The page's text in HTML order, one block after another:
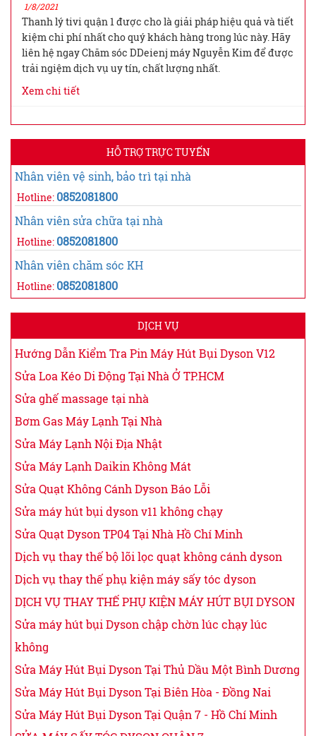
1/8/2021
Thanh lý tivi quận 1 được cho là giải pháp hiệu quả và tiết
kiệm chi phí nhất cho quý khách hàng trong lúc này. Hãy
liên hệ ngay Chăm sóc DDeienj máy Nguyễn Kim để được
trải ngiệm dịch vụ uy tín, chất lượng nhất.
Xem chi tiết
HỖ TRỢ TRỰC TUYẾN
Nhân viên vệ sinh, bảo trì tại nhà
Hotline: 0852081800
Nhân viên sửa chữa tại nhà
Hotline: 0852081800
Nhân viên chăm sóc KH
Hotline: 0852081800
DỊCH VỤ
Hướng Dẫn Kiểm Tra Pin Máy Hút Bụi Dyson V12
Sửa Loa Kéo Di Động Tại Nhà Ở TP.HCM
Sửa ghế massage tại nhà
Bơm Gas Máy Lạnh Tại Nhà
Sửa Máy Lạnh Nội Địa Nhật
Sửa Máy Lạnh Daikin Không Mát
Sửa Quạt Không Cánh Dyson Báo Lỗi
Sửa máy hút bụi dyson v11 không chạy
Sửa Quạt Dyson TP04 Tại Nhà Hồ Chí Minh
Dịch vụ thay thế bộ lõi lọc quạt không cánh dyson
Dịch vụ thay thế phụ kiện máy sấy tóc dyson
DỊCH VỤ THAY THẾ PHỤ KIỆN MÁY HÚT BỤI DYSON
Sửa máy hút bụi Dyson chập chờn lúc chạy lúc
không
Sửa Máy Hút Bụi Dyson Tại Thủ Dầu Một Bình Dương
Sửa Máy Hút Bụi Dyson Tại Biên Hòa - Đồng Nai
Sửa Máy Hút Bụi Dyson Tại Quận 7 - Hồ Chí Minh